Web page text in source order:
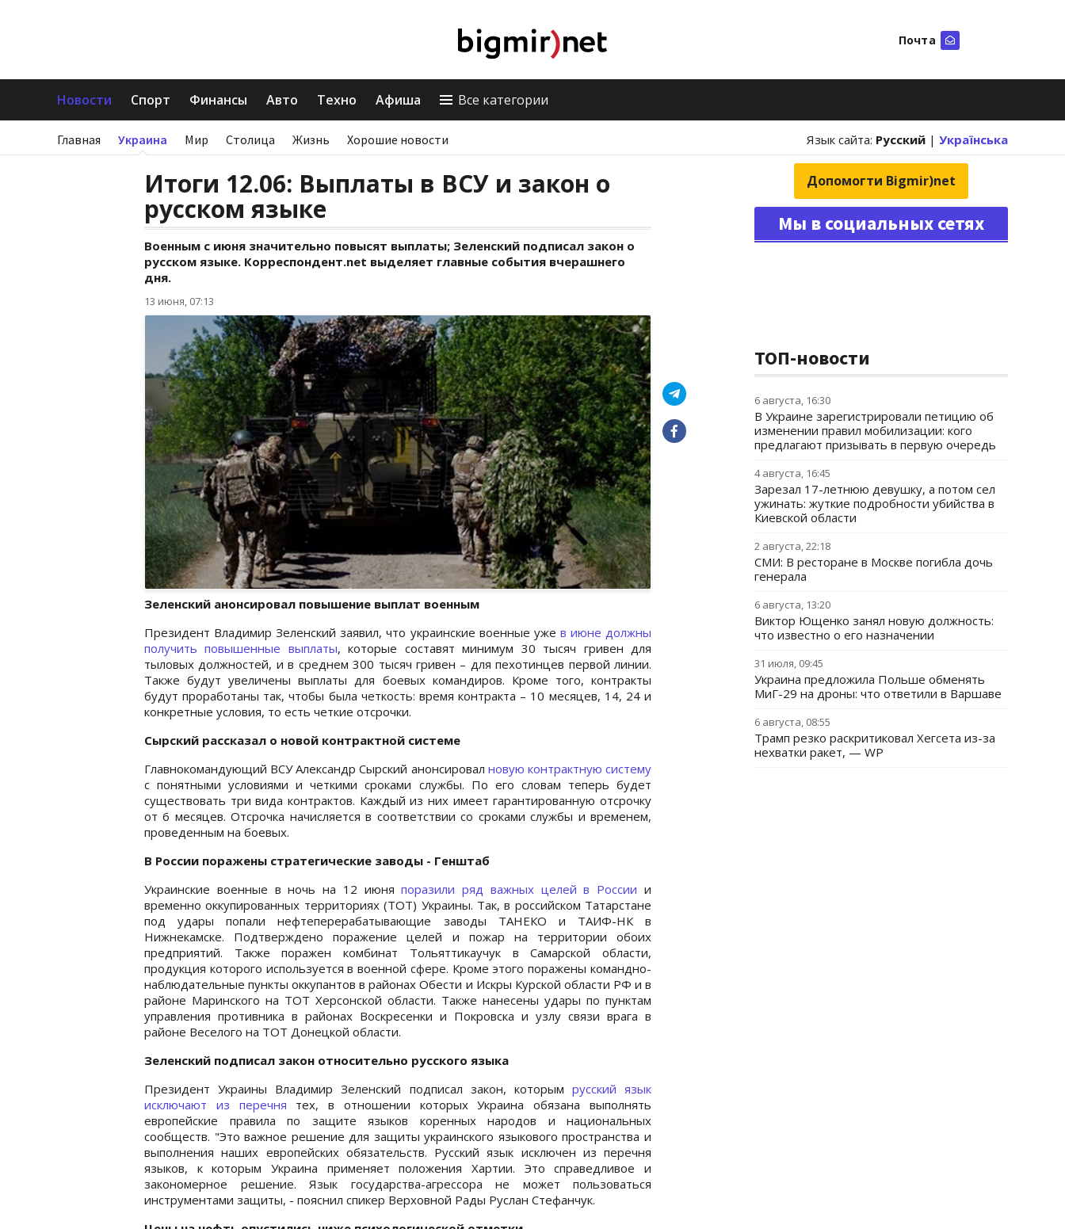
Почта
Новости Спорт Финансы Авто Техно Афиша Все категории
Главная Украина Мир Столица Жизнь Хорошие новости Язык сайта: Русский | Українська
Итоги 12.06: Выплаты в ВСУ и закон о
русском языке
Военным с июня значительно повысят выплаты; Зеленский подписал закон о
русском языке. Корреспондент.net выделяет главные события вчерашнего
дня.
13 июня, 07:13
Зеленский анонсировал повышение выплат военным
Президент Владимир Зеленский заявил, что украинские военные уже в июне должны
получить повышенные выплаты, которые составят минимум 30 тысяч гривен для
тыловых должностей, и в среднем 300 тысяч гривен – для пехотинцев первой линии.
Также будут увеличены выплаты для боевых командиров. Кроме того, контракты
будут проработаны так, чтобы была четкость: время контракта – 10 месяцев, 14, 24 и
конкретные условия, то есть четкие отсрочки.
Сырский рассказал о новой контрактной системе
Главнокомандующий ВСУ Александр Сырский анонсировал новую контрактную систему
с понятными условиями и четкими сроками службы. По его словам теперь будет
существовать три вида контрактов. Каждый из них имеет гарантированную отсрочку
от 6 месяцев. Отсрочка начисляется в соответствии со сроками службы и временем,
проведенным на боевых.
В России поражены стратегические заводы - Генштаб
Украинские военные в ночь на 12 июняпоразили ряд важных целей в России и
временно оккупированных территориях (ТОТ) Украины. Так, в российском Татарстане
под удары попали нефтеперерабатывающие заводы ТАНЕКО и ТАИФ-НК в
Нижнекамске. Подтверждено поражение целей и пожар на территории обоих
предприятий. Также поражен комбинат Тольяттикаучук в Самарской области,
продукция которого используется в военной сфере. Кроме этого поражены командно-
наблюдательные пункты оккупантов в районах Обести и Искры Курской области РФ и в
районе Маринского на ТОТ Херсонской области. Также нанесены удары по пунктам
управления противника в районах Воскресенки и Покровска и узлу связи врага в
районе Веселого на ТОТ Донецкой области.
Зеленский подписал закон относительно русского языка
Президент Украины Владимир Зеленский подписал закон, которым русский язык
исключают из перечня тех, в отношении которых Украина обязана выполнять
европейские правила по защите языков коренных народов и национальных
сообществ. "Это важное решение для защиты украинского языкового пространства и
выполнения наших европейских обязательств. Русский язык исключен из перечня
языков, к которым Украина применяет положения Хартии. Это справедливое и
закономерное решение. Язык государства-агрессора не может пользоваться
инструментами защиты, - пояснил спикер Верховной Рады Руслан Стефанчук.
Допомогти Bigmir)net
Мы в социальных сетях
ТОП-новости
6 августа, 16:30
В Украине зарегистрировали петицию об
изменении правил мобилизации: кого
предлагают призывать в первую очередь
4 августа, 16:45
Зарезал 17-летнюю девушку, а потом сел
ужинать: жуткие подробности убийства в
Киевской области
2 августа, 22:18
СМИ: В ресторане в Москве погибла дочь
генерала
6 августа, 13:20
Виктор Ющенко занял новую должность:
что известно о его назначении
31 июля, 09:45
Украина предложила Польше обменять
МиГ-29 на дроны: что ответили в Варшаве
6 августа, 08:55
Трамп резко раскритиковал Хегсета из-за
нехватки ракет, — WP